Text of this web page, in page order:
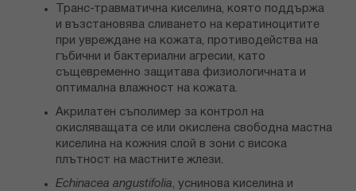
Транс-травматична киселина, която поддържа
и възстановява сливането на кератиноцитите
при увреждане на кожата, противодейства на
гъбични и бактериални агресии, като
същевременно защитава физиологичната и
оптимална влажност на кожата.
Акрилатен съполимер за контрол на
окисляващата се или окислена свободна мастна
киселина на кожния слой в зони с висока
плътност на мастните жлези.
Echinacea angustifolia, уснинова киселина и